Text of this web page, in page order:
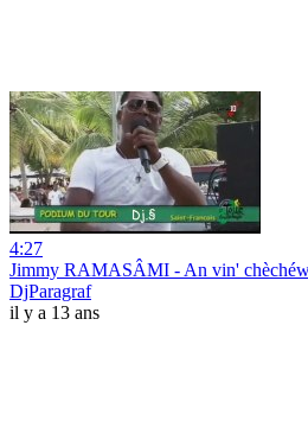
4:27
Jimmy RAMASÂMI - An vin'
DjParagraf
il y a 13 ans